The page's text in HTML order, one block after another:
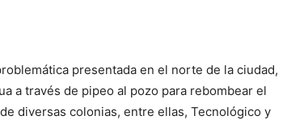
presentada en el norte de la ciudad,
a través de pipeo al pozo para rebombear el
diversas colonias, entre ellas, Tecnológico y